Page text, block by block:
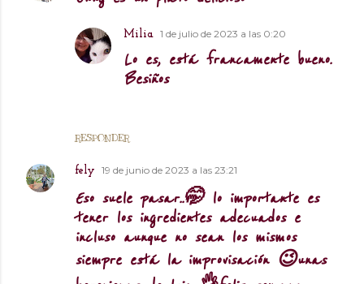
RESPONDER
Milia 1 de julio de 2023 a las 0:20
Lo es, está francamente bueno.
Besiños
fely 19 de junio de 2023 a las 23:21
Eso suele pasar..🤭 lo importante es
tener los ingredientes adecuados e
incluso aunque no sean los mismos
siempre está la improvisación 😉unas